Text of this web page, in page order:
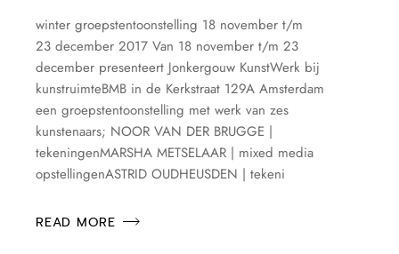
winter groepstentoonstelling 18 november t/m
23 december 2017 Van 18 november t/m 23
december presenteert Jonkergouw KunstWerk bij
kunstruimteBMB in de Kerkstraat 129A Amsterdam
een groepstentoonstelling met werk van zes
kunstenaars; NOOR VAN DER BRUGGE |
tekeningenMARSHA METSELAAR | mixed media
opstellingenASTRID OUDHEUSDEN | tekeni
READ MORE